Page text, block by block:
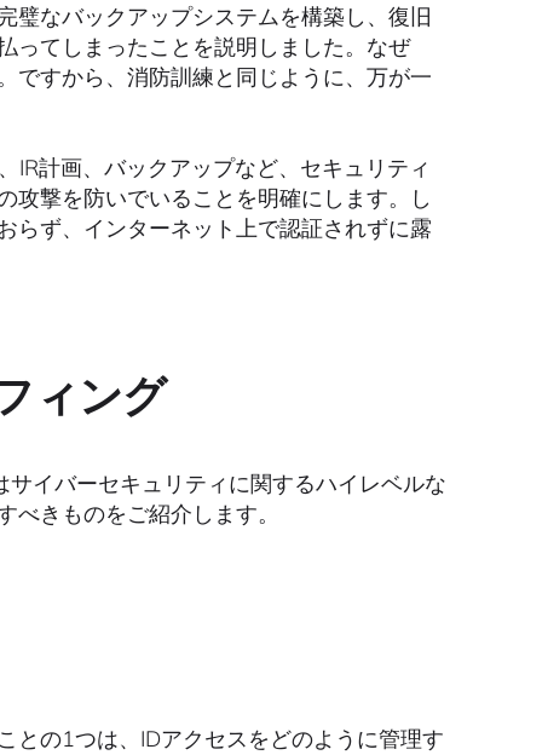
璧なバックアップシステムを構築し、復旧
ってしまったことを説明しました。なぜ
ですから、消防訓練と同じように、万が一
IR計画、バックアップなど、セキュリティ
攻撃を防いでいることを明確にします。し
らず、インターネット上で認証されずに露
ィング
イバーセキュリティに関するハイレベルな
きものをご紹介します。
との1つは、IDアクセスをどのように管理す